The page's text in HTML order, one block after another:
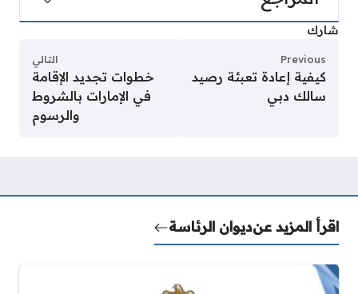
شارك
Previous
كيفية إعادة تعبئة رصيد
سالك دبي
التالي
خطوات تجديد الإقامة
في الإمارات بالشروط
والرسوم
اقرأ المزيد عنديوان الرئاسة